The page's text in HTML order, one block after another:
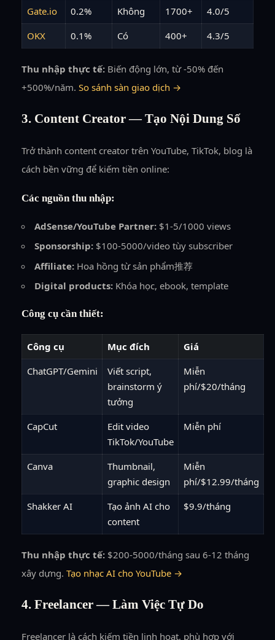
Gate.io
0.2% Không 1700+
4.0/5
OKX
0.1% Có 400+ 4.3/5
Thu nhập thực tế: Biến động lớn, từ -50% đến
+500%/năm. So sánh sàn giao dịch →
3. Content Creator — Tạo Nội Dung Số
Trở thành content creator trên YouTube, TikTok, blog là
cách bền vững để kiếm tiền online:
Các nguồn thu nhập:
AdSense/YouTube Partner: $1-5/1000 views
Sponsorship: $100-5000/video tùy subscriber
Affiliate: Hoa hồng từ sản phẩm推荐
Digital products: Khóa học, ebook, template
Công cụ cần thiết:
Công cụ Mục đích
Giá
ChatGPT/Gemini
Viết script,
brainstorm ý
tưởng
Miễn
phí/$20/tháng
CapCut
Edit video
TikTok/YouTube
Miễn phí
Canva
Thumbnail,
graphic design
Miễn
phí/$12.99/tháng
Shakker AI
Tạo ảnh AI cho
content
$9.9/tháng
Thu nhập thực tế: $200-5000/tháng sau 6-12 tháng
xây dựng. Tạo nhạc AI cho YouTube →
4. Freelancer — Làm Việc Tự Do
Freelancer là cách kiếm tiền linh hoạt, phù hợp với